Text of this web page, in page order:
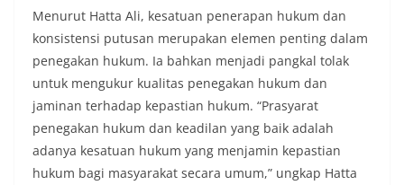
Menurut Hatta Ali, kesatuan penerapan hukum dan
konsistensi putusan merupakan elemen penting dalam
penegakan hukum. Ia bahkan menjadi pangkal tolak
untuk mengukur kualitas penegakan hukum dan
jaminan terhadap kepastian hukum. “Prasyarat
penegakan hukum dan keadilan yang baik adalah
adanya kesatuan hukum yang menjamin kepastian
hukum bagi masyarakat secara umum,” ungkap Hatta